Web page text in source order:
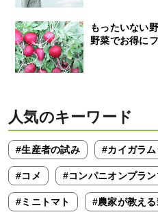
もったいない
野菜でお得に
人気のキーワード
#生産者の試み #カイガラ
#コメ #コンパニオンプラン
#ミニトマト #農家が教え